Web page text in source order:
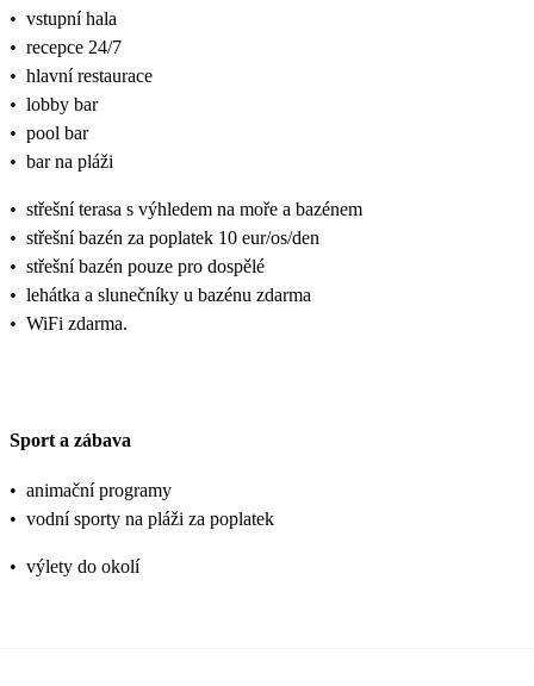
• vstupní hala
• recepce 24/7
• hlavní restaurace
• lobby bar
• pool bar
• bar na pláži
• střešní terasa s výhledem na moře a bazénem
• střešní bazén za poplatek 10 eur/os/den
• střešní bazén pouze pro dospělé
• lehátka a slunečníky u bazénu zdarma
• WiFi zdarma.
Sport a zábava
• animační programy
• vodní sporty na pláži za poplatek
• výlety do okolí